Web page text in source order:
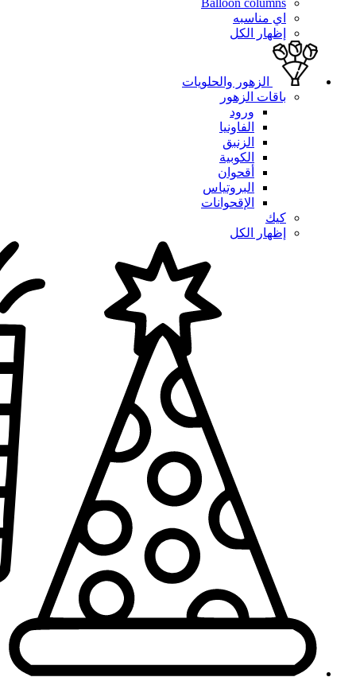
اي مناسبه
إظهار الكل
الزهور والحلويات
باقات الزهور
ورود
الفاونيا
الزنبق
الكوبية
أقحوان
البروتياس
الإقحوانات
كيك
إظهار الكل